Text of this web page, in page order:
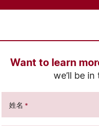
Want to learn
we’ll be
姓名 *